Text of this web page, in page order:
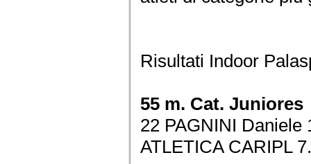
Risultati Indoor
55 m. Cat. Juniores
22 PAGNINI Daniele
ATLETICA CARIPL